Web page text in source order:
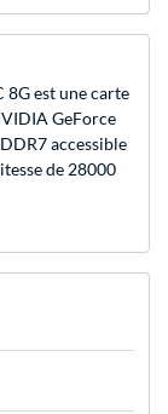
8G est une carte
GeForce
accessible
de 28000